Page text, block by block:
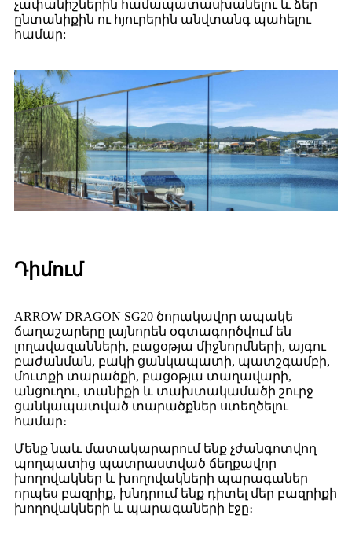
չափանիշներին համապատասխանելու և ձեր
ընտանիքին ու հյուրերին անվտանգ պահելու
համար:
Դիմում
ARROW DRAGON SG20 ծորակավոր ապակե
ճաղաշարերը լայնորեն օգտագործվում են
լողավազանների, բացօթյա միջնորմների, այգու
բաժանման, բակի ցանկապատի, պատշգամբի,
մուտքի տարածքի, բացօթյա տաղավարի,
անցուղու, տանիքի և տախտակամածի շուրջ
ցանկապատված տարածքներ ստեղծելու
համար։
Մենք նաև մատակարարում ենք չժանգոտվող
պողպատից պատրաստված ճեղքավոր
խողովակներ և խողովակների պարագաներ
որպես բազրիք, խնդրում ենք դիտել մեր բազրիքի
խողովակների և պարագաների էջը։